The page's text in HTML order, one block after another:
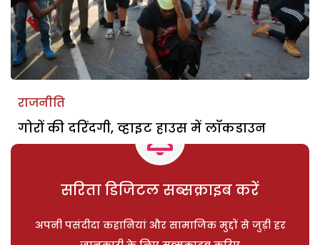
राजनीति
गोरों की दरिंदगी, व्हाइट हाउस में लॉकडाउन
सरिता डिजिटल सब्सक्राइब करें
अपनी पसंदीदा कहानियां और सामाजिक मुद्दों से जुड़ी हर